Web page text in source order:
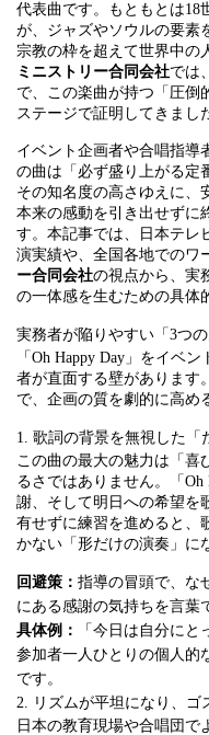
代表曲です。もともとは18
が、ジャズやソウルの要素
宗教の枠を超えて世界中の
ミニストリー合同会社では
で、この楽曲が持つ「圧倒
ステージで証明してきまし
イベント企画者や合唱指導
の曲は「必ず盛り上がる定
その知名度の高さゆえに、
本来の感動を引き出せずに
す。本記事では、日本テレ
演実績や、全国各地でのワ
ー合同会社の視点から、実
の一体感を生むための具体
実務者が陥りやすい「3つ
「Oh Happy Day」をイベ
者が直面する壁があります
で、企画の質を劇的に高め
1. 歌詞の背景を無視した「
この曲の最大の魅力は「喜
るさではありません。「
謝、そして明日への希望を
有せずに練習を進めると、
かない「形だけの演奏」に
回避策： 指導の冒頭で、な
にある感謝の気持ちを言葉
具体例：
「今日は自分にと
参加者一人ひとりの個人的
です。
2. リズムが平坦になり、ゴ
日本の教育現場や合唱団で